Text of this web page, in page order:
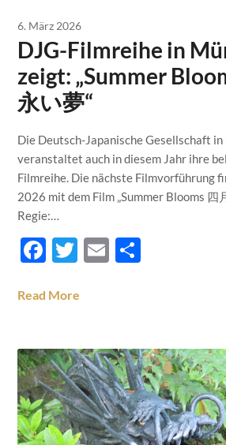
6. März 2026
DJG-Filmreihe in
zeigt: „Summer
永い夢“
Die Deutsch-Japanische Gesellschaft in
veranstaltet auch in diesem Jahr ihre
Filmreihe. Die nächste Filmvorführung
2026 mit dem Film „Summer Blooms 四
Regie:…
Facebook
Twitter
Email
Read More